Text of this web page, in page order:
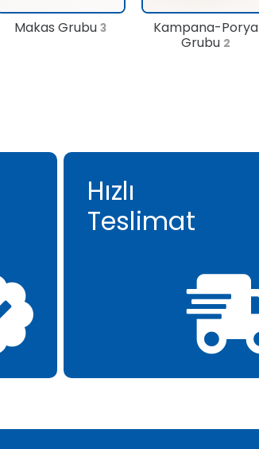
Makas Grubu 3
Kampana-Porya
Grubu 2
Hızlı
Teslimat